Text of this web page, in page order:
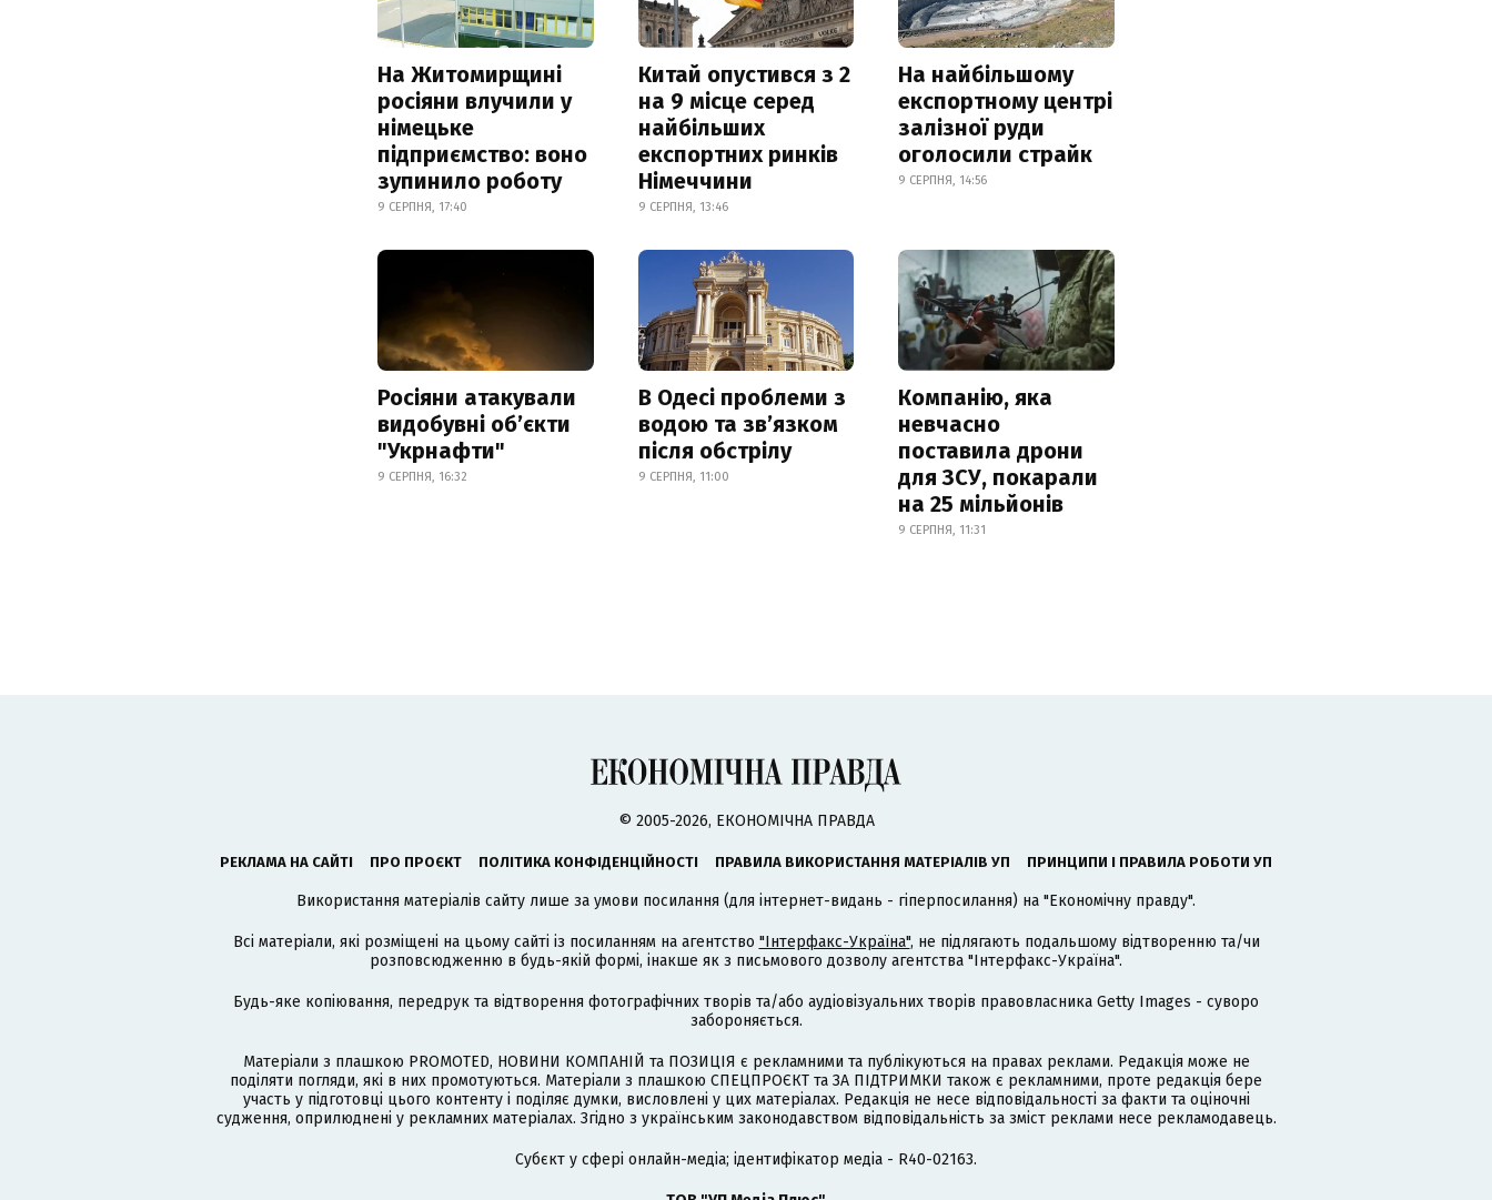
На Житомирщині
росіяни влучили у
німецьке
підприємство: воно
зупинило роботу
9 СЕРПНЯ, 17:40
Китай опустився з 2
на 9 місце серед
найбільших
експортних ринків
Німеччини
9 СЕРПНЯ, 13:46
На найбільшому
експортному центрі
залізної руди
оголосили страйк
9 СЕРПНЯ, 14:56
Росіяни атакували
видобувні обʼєкти
"Укрнафти"
9 СЕРПНЯ, 16:32
В Одесі проблеми з
водою та звʼязком
після обстрілу
9 СЕРПНЯ, 11:00
Компанію, яка
невчасно
поставила дрони
для ЗСУ, покарали
на 25 мільйонів
9 СЕРПНЯ, 11:31
© 2005-2026, ЕКОНОМІЧНА ПРАВДА
РЕКЛАМА НА САЙТІ ПРО ПРОЄКТ ПОЛІТИКА КОНФІДЕНЦІЙНОСТІ ПРАВИЛА ВИКОРИСТАННЯ МАТЕРІАЛІВ УП ПРИНЦИПИ І ПРАВИЛА РОБОТИ УП
Використання матеріалів сайту лише за умови посилання (для інтернет-видань - гіперпосилання) на "Економічну правду".
Всі матеріали, які розміщені на цьому сайті із посиланням на агентство "Інтерфакс-Україна", не підлягають подальшому відтворенню та/чи
розповсюдженню в будь-якій формі, інакше як з письмового дозволу агентства "Інтерфакс-Україна".
Будь-яке копіювання, передрук та відтворення фотографічних творів та/або аудіовізуальних творів правовласника Getty Images - суворо
забороняється.
Матеріали з плашкою PROMOTED, НОВИНИ КОМПАНІЙ та ПОЗИЦІЯ є рекламними та публікуються на правах реклами. Редакція може не
поділяти погляди, які в них промотуються. Матеріали з плашкою СПЕЦПРОЄКТ та ЗА ПІДТРИМКИ також є рекламними, проте редакція бере
участь у підготовці цього контенту і поділяє думки, висловлені у цих матеріалах. Редакція не несе відповідальності за факти та оціночні
судження, оприлюднені у рекламних матеріалах. Згідно з українським законодавством відповідальність за зміст реклами несе рекламодавець.
Cубєкт у сфері онлайн-медіа; ідентифікатор медіа - R40-02163.